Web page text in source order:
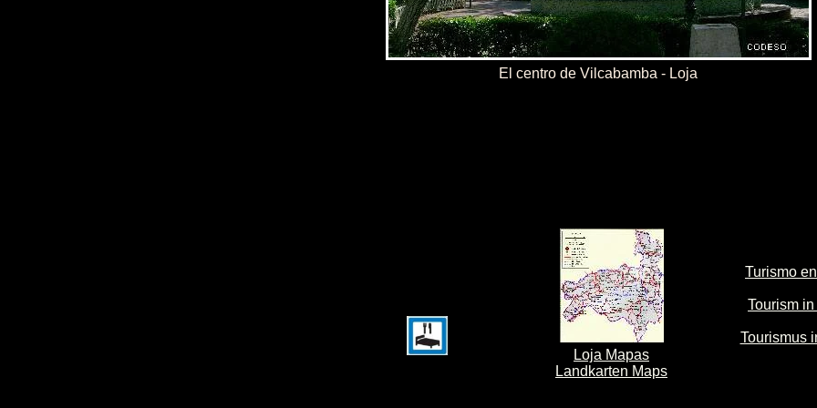
El centro de Vilcabamba - Loja
Turismo
Tourism
Tourismus
Loja Mapas
Landkarten Maps